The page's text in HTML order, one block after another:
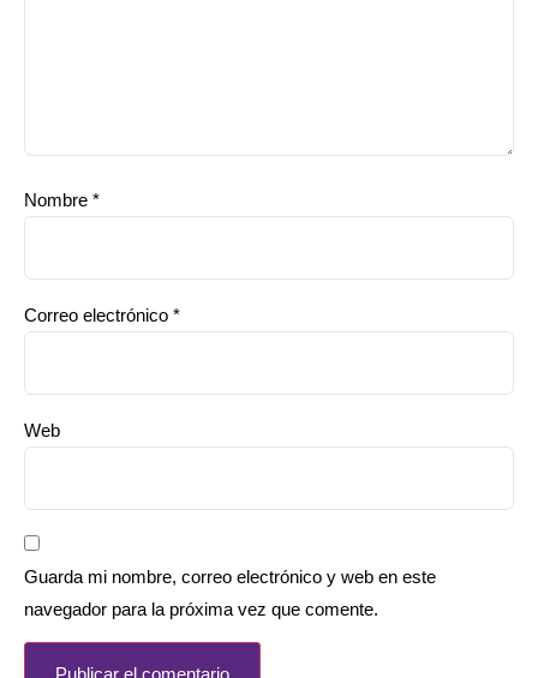
Nombre *
Correo electrónico *
Web
Guarda mi nombre, correo electrónico y web en este
navegador para la próxima vez que comente.